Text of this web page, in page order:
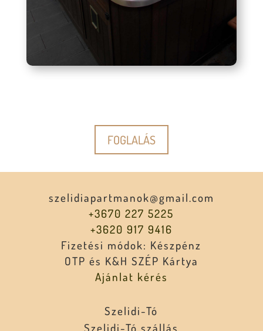
FOGLALÁS
szelidiapartmanok@gmail.com
+3670 227 5225
+3620 917 9416
Fizetési módok: Készpénz
OTP és K&H SZÉP Kártya
Ajánlat kérés
Szelidi-Tó
Szelidi-Tó szállás